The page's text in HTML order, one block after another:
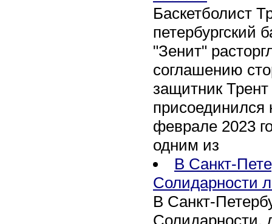
Баскетболист
петербургский
"Зенит"
соглашению
защитник
присоединился
феврале 2023
одним из
В Санкт-
Солидарности
В Санкт-
Солидарности,